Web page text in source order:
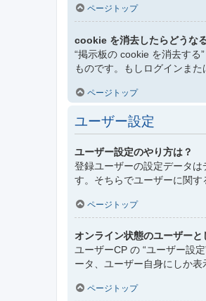
ページトップ
cookie を消去したらどうな
“掲示板の cookie を消去す
ものです。もしログインま
ページトップ
ユーザー設定
ユーザー設定のやり方は？
登録ユーザーの設定データ
す。そちらでユーザーに関す
ページトップ
オンライン状態のユーザー
ユーザーCP の “ユーザー設
ータ、ユーザー自身にしか
ページトップ